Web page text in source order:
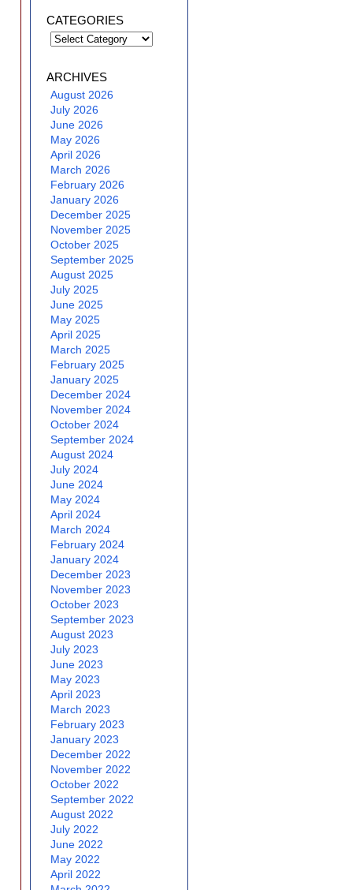
CATEGORIES
Categories
ARCHIVES
August 2026
July 2026
June 2026
May 2026
April 2026
March 2026
February 2026
January 2026
December 2025
November 2025
October 2025
September 2025
August 2025
July 2025
June 2025
May 2025
April 2025
March 2025
February 2025
January 2025
December 2024
November 2024
October 2024
September 2024
August 2024
July 2024
June 2024
May 2024
April 2024
March 2024
February 2024
January 2024
December 2023
November 2023
October 2023
September 2023
August 2023
July 2023
June 2023
May 2023
April 2023
March 2023
February 2023
January 2023
December 2022
November 2022
October 2022
September 2022
August 2022
July 2022
June 2022
May 2022
April 2022